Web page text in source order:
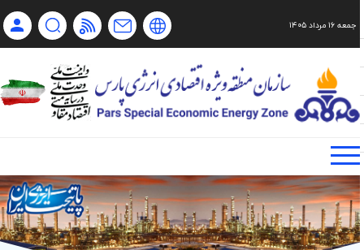
فا Ru Ch
جمعه ۱۶ مرداد ۱۴۰۵